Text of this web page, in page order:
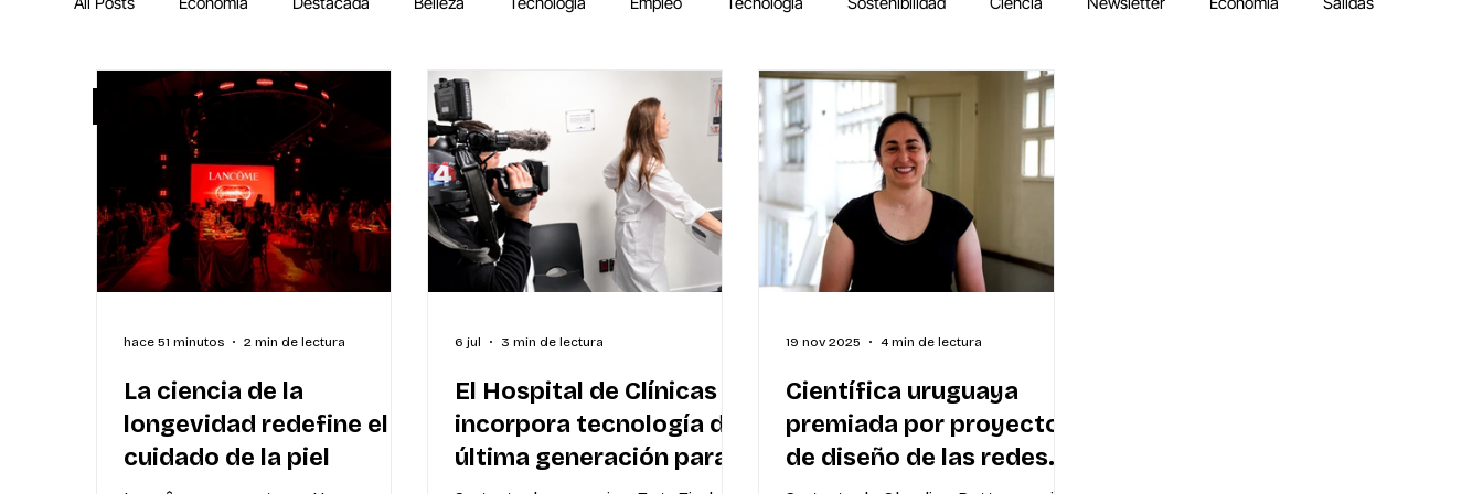
MEGA Experiencia Endeavor Mundial
La ciencia de la
longevidad redefine el
cuidado de la piel
hace 51 minutos 2 min de lectura
El Hospital de Clínicas
incorpora tecnología de
última generación para
6 jul 3 min de lectura
Científica uruguaya
premiada por proyecto
de diseño de las redes
19 nov 2025 4 min de lectura
Noticias